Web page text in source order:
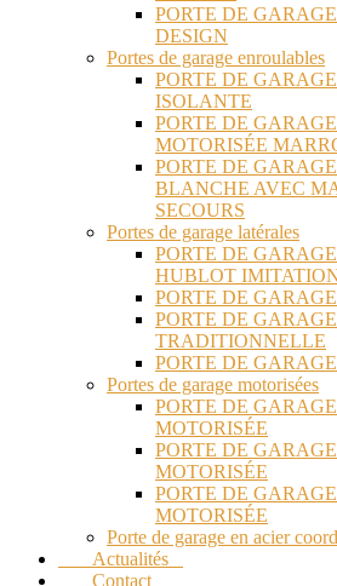
PORTE DE
DESIGN
Portes de garage enroulables
PORTE DE
ISOLANTE
PORTE DE
MOTORISÉE
PORTE DE
BLANCHE AVEC
SECOURS
Portes de garage latérales
PORTE DE
HUBLOT
PORTE DE
PORTE DE
TRADITIONNELLE
PORTE DE
Portes de garage motorisées
PORTE DE
MOTORISÉE
PORTE DE
MOTORISÉE
PORTE DE
MOTORISÉE
Porte de garage en acier
Actualités
Contact